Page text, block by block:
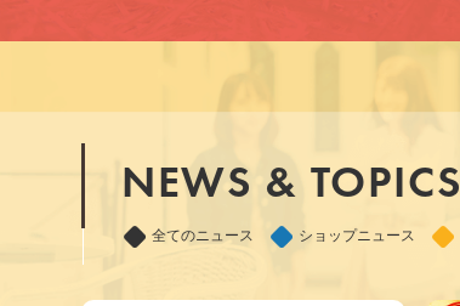
NEWS & TOPICS
全てのニュース ショップニュース